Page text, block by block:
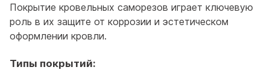
Покрытие кровельных саморезов играет ключевую
роль в их защите от коррозии и эстетическом
оформлении кровли.
Типы покрытий: